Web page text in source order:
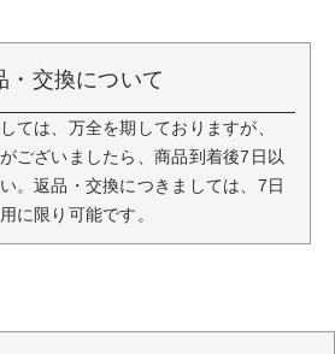
・交換について
ては、万全を期しておりますが、
ございましたら、商品到着後7日以
。返品・交換につきましては、7日
に限り可能です。